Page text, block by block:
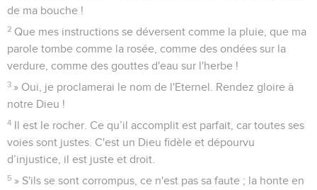
de ma bouche !
2 Que mes instructions se déversent comme la pluie, que ma
parole tombe comme la rosée, comme des ondées sur la
verdure, comme des gouttes d'eau sur l'herbe !
3 » Oui, je proclamerai le nom de l'Eternel. Rendez gloire à
notre Dieu !
4 Il est le rocher. Ce qu’il accomplit est parfait, car toutes ses
voies sont justes. C'est un Dieu fidèle et dépourvu
d’injustice, il est juste et droit.
5 » S'ils se sont corrompus, ce n'est pas sa faute ; la honte en